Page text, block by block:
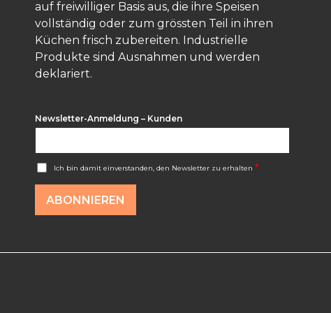
auf freiwilliger Basis aus, die ihre Speisen
vollständig oder zum grössten Teil in ihren
Küchen frisch zubereiten. Industrielle
Produkte sind Ausnahmen und werden
deklariert.
Newsletter-Anmeldung – Kunden
A
c
c
d
Ich bin damit einverstanden, den Newsletter zu erhalten *
ABONNIEREN